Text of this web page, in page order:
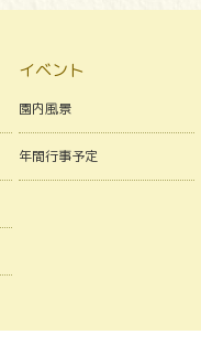
イベント
園内風景
年間行事予定